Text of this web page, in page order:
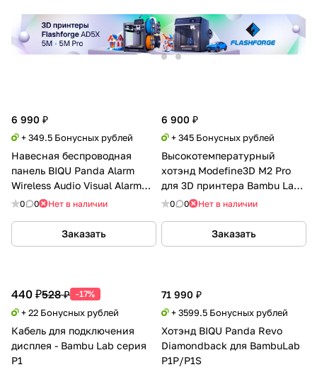
6 990 ₽
+ 349.5 Бонусных рублей
Навесная беспроводная
панель BIQU Panda Alarm
Wireless Audio Visual Alarm
для BambuLab P1
0 0 Нет в наличии
Заказать
6 900 ₽
+ 345 Бонусных рублей
Высокотемпературный
хотэнд Modefine3D M2 Pro
для 3D принтера Bambu Lab
серии P1
0 0 Нет в наличии
Заказать
440 ₽528 ₽ -17%
+ 22 Бонусных рублей
Кабель для подключения
дисплея - Bambu Lab серия
P1
71 990 ₽
+ 3599.5 Бонусных рублей
Хотэнд BIQU Panda Revo
Diamondback для BambuLab
P1P/P1S